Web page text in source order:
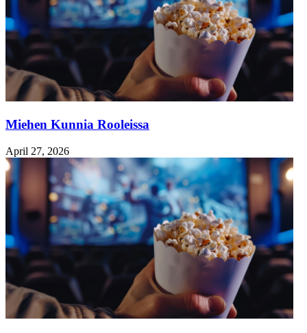
Miehen Kunnia Rooleissa
April 27, 2026